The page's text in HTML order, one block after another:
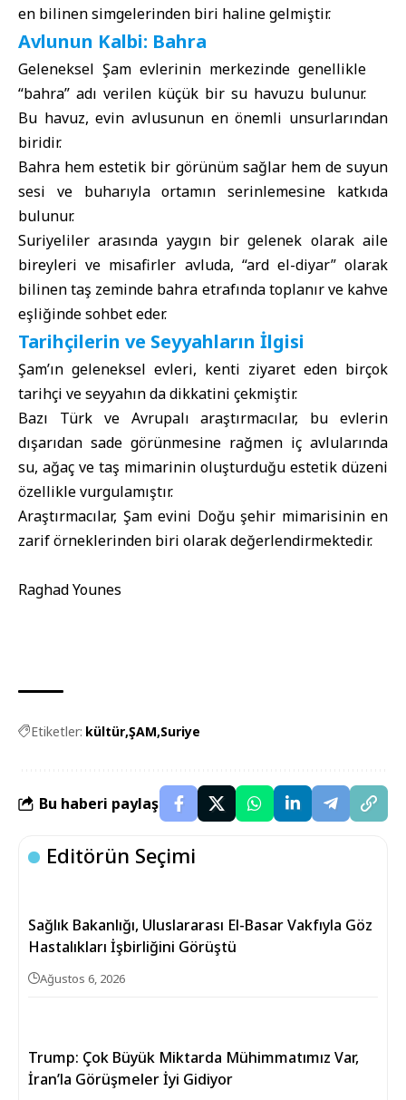
en bilinen simgelerinden biri haline gelmiştir.
Avlunun Kalbi: Bahra
Geleneksel Şam evlerinin merkezinde genellikle
“bahra” adı verilen küçük bir su havuzu bulunur.
Bu havuz, evin avlusunun en önemli unsurlarından
biridir.
Bahra hem estetik bir görünüm sağlar hem de suyun
sesi ve buharıyla ortamın serinlemesine katkıda
bulunur.
Suriyeliler arasında yaygın bir gelenek olarak aile
bireyleri ve misafirler avluda, “ard el-diyar” olarak
bilinen taş zeminde bahra etrafında toplanır ve kahve
eşliğinde sohbet eder.
Tarihçilerin ve Seyyahların İlgisi
Şam’ın geleneksel evleri, kenti ziyaret eden birçok
tarihçi ve seyyahın da dikkatini çekmiştir.
Bazı Türk ve Avrupalı araştırmacılar, bu evlerin
dışarıdan sade görünmesine rağmen iç avlularında
su, ağaç ve taş mimarinin oluşturduğu estetik düzeni
özellikle vurgulamıştır.
Araştırmacılar, Şam evini Doğu şehir mimarisinin en
zarif örneklerinden biri olarak değerlendirmektedir.
Raghad Younes
Etiketler: kültür ŞAM Suriye
Bu haberi paylaş
Editörün Seçimi
Sağlık Bakanlığı, Uluslararası El-Basar Vakfıyla Göz
Hastalıkları İşbirliğini Görüştü
Ağustos 6, 2026
Trump: Çok Büyük Miktarda Mühimmatımız Var,
İran’la Görüşmeler İyi Gidiyor